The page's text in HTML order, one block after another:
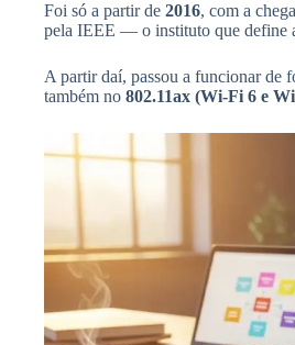
Foi só a partir de 2016, com a
pela IEEE — o instituto que define
A partir daí, passou a funcionar de
também no 802.11ax (Wi-Fi 6 e